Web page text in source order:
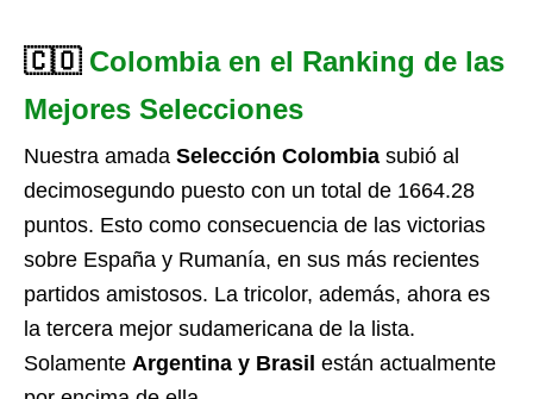
🇨🇴 Colombia en el Ranking de las
Mejores Selecciones
Nuestra amada Selección Colombia subió al
decimosegundo puesto con un total de 1664.28
puntos. Esto como consecuencia de las victorias
sobre España y Rumanía, en sus más recientes
partidos amistosos. La tricolor, además, ahora es
la tercera mejor sudamericana de la lista.
Solamente Argentina y Brasil están actualmente